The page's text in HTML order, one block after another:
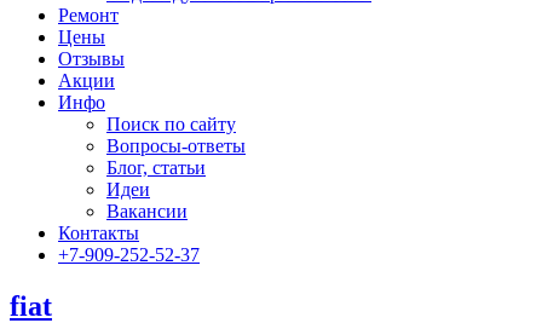
Ремонт
Цены
Отзывы
Акции
Инфо
Поиск по сайту
Вопросы-ответы
Блог, статьи
Идеи
Вакансии
Контакты
+7-909-252-52-37
fiat